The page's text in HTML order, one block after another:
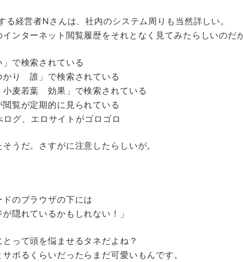
る経営者Nさんは、社内のシステム周りも当然詳しい。
インターネット閲覧履歴をそれとなく見てみたらしいのだ
で検索されている
かり 誰」で検索されている
麦若葉 効果」で検索されている
閲覧が定期的に見られている
ログ、エロサイトがゴロゴロ
うだ。さすがに注意したらしいが。
ドのブラウザの下には
隠れているかもしれない！」
って頭を悩ませるタネだよね？
ボるくらいだったらまだ可愛いもんです。